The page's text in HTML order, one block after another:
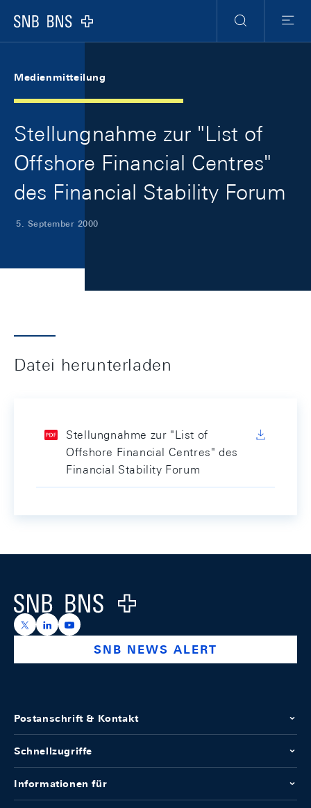
Logo
Suche
Menu
Medienmitteilung
Stellungnahme zur "List of
Offshore Financial Centres"
des Financial Stability Forum
5. September 2000
Datei herunterladen
Stellungnahme zur "List of
Offshore Financial Centres" des
Financial Stability Forum
Logo
https://x.com/snb_bns
https://ch.linkedin.com/company/swiss-national-
https://www.youtube.com/@swissnationalbank
SNB NEWS ALERT
Postanschrift & Kontakt
Schnellzugriffe
Informationen für